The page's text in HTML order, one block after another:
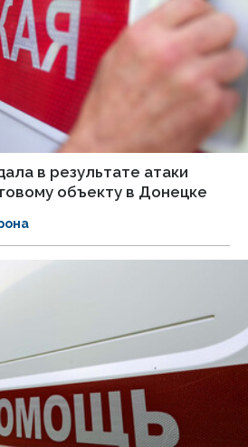
в результате атаки
объекту в Донецке